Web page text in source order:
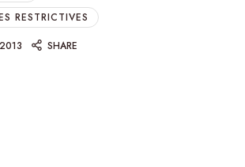
RESTRICTIVES
SHARE